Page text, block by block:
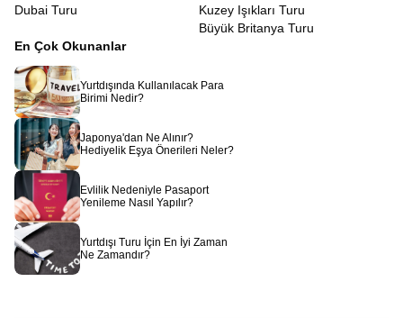
Dubai Turu
Kuzey Işıkları Turu
Büyük Britanya Turu
En Çok Okunanlar
Yurtdışında Kullanılacak Para
Birimi Nedir?
Japonya'dan Ne Alınır?
Hediyelik Eşya Önerileri Neler?
Evlilik Nedeniyle Pasaport
Yenileme Nasıl Yapılır?
Yurtdışı Turu İçin En İyi Zaman
Ne Zamandır?